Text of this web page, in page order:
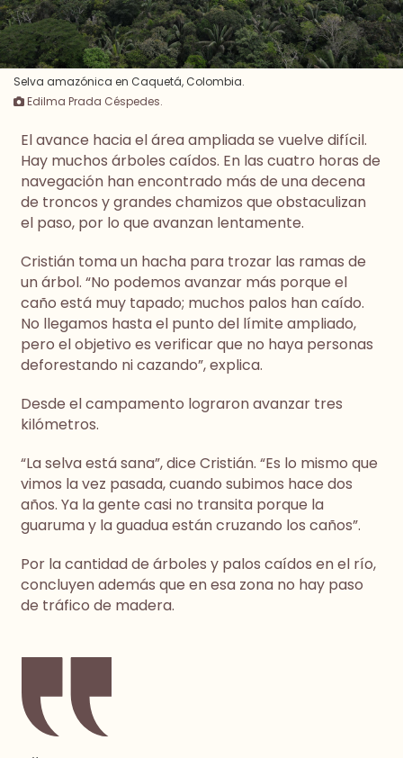
Selva amazónica en Caquetá, Colombia.
Edilma Prada Céspedes.
El avance hacia el área ampliada se vuelve difícil.
Hay muchos árboles caídos. En las cuatro horas de
navegación han encontrado más de una decena
de troncos y grandes chamizos que obstaculizan
el paso, por lo que avanzan lentamente.
Cristián toma un hacha para trozar las ramas de
un árbol. “No podemos avanzar más porque el
caño está muy tapado; muchos palos han caído.
No llegamos hasta el punto del límite ampliado,
pero el objetivo es verificar que no haya personas
deforestando ni cazando”, explica.
Desde el campamento lograron avanzar tres
kilómetros.
“La selva está sana”, dice Cristián. “Es lo mismo que
vimos la vez pasada, cuando subimos hace dos
años. Ya la gente casi no transita porque la
guaruma y la guadua están cruzando los caños”.
Por la cantidad de árboles y palos caídos en el río,
concluyen además que en esa zona no hay paso
de tráfico de madera.